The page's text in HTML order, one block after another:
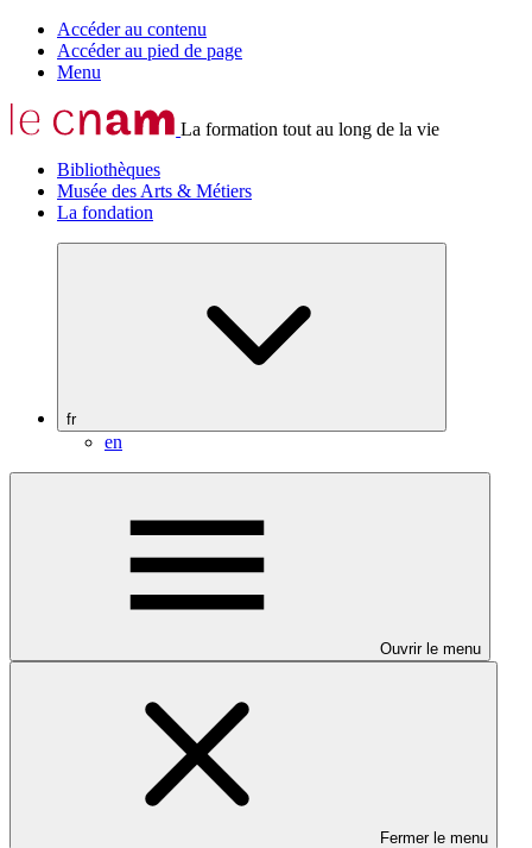
Accéder au contenu
Accéder au pied de page
Menu
La formation tout au long de la vie
Bibliothèques
Musée des Arts & Métiers
La fondation
fr
en
Ouvrir le menu
Fermer le menu